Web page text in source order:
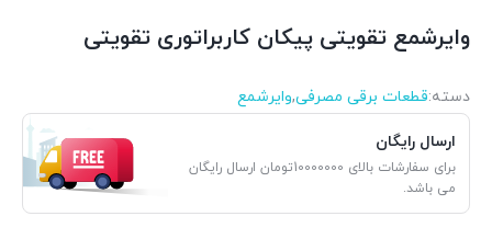
وایرشمع تقویتی پیکان کاربراتوری تقویتی
دسته:قطعات برقی مصرفی,وایرشمع
ارسال رایگان
برای سفارشات بالای 10000000تومان ارسال رایگان
می باشد.